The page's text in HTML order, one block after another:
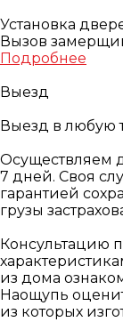
Установка
Вызов
Подробнее
Выезд
Выезд в любую
Осуществляем
7 дней. Своя
гарантией
грузы
Консультацию
из дома
Наощупь
из которых